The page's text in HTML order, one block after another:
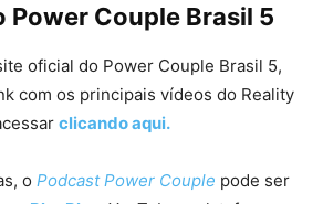
Power Couple Brasil 5
oficial do Power Couple Brasil 5,
com os principais vídeos do Reality
clicando aqui.
o Podcast Power Couple pode ser